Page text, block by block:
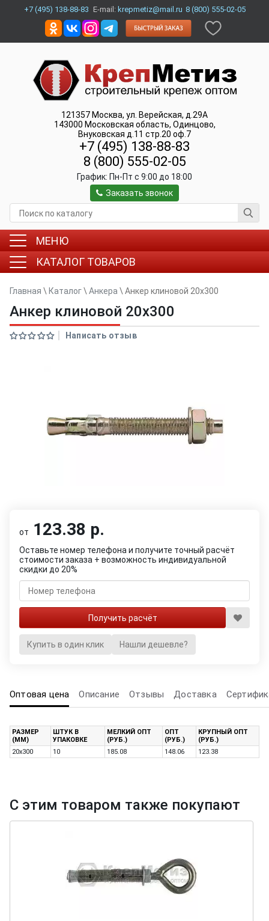
+7 (495) 138-88-83 E-mail: krepmetiz@mail.ru 8 (800) 555-02-05
121357 Москва, ул. Верейская, д.29А
143000 Московская область, Одинцово,
Внуковская д.11 стр.20 оф.7
+7 (495) 138-88-83
8 (800) 555-02-05
График: Пн-Пт c 9:00 до 18:00
Заказать звонок
МЕНЮ
КАТАЛОГ ТОВАРОВ
Главная \ Каталог\ Анкера \ Анкер клиновой 20x300
Анкер клиновой 20x300
Написать отзыв
от 123.38 р.
Оставьте номер телефона и получите точный расчёт
стоимости заказа + возможность индивидуальной
скидки до 20%
Купить в один клик Нашли дешевле?
Оптовая цена Описание Отзывы Доставка
РАЗМЕР
(ММ)
ШТУК В
УПАКОВКЕ
МЕЛКИЙ ОПТ
(РУБ.)
ОПТ
(РУБ.)
КРУПНЫЙ ОПТ
(РУБ.)
20x300
10 185.08 148.06 123.38
С этим товаром также покупают